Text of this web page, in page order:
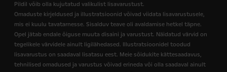
Pildil võib olla kujutatud valikulist lisavarustust.
Omaduste kirjeldused ja illustratsioonid võivad viidata lisavarustusele,
mis ei kuulu tavatarnesse. Sisalduv teave oli avaldamise hetkel täpne.
Opel jätab endale õiguse muuta disaini ja varustust. Näidatud värvid on
tegelikele värvidele ainult ligilähedased. Illustratsioonidel toodud
lisavarustus on saadaval lisatasu eest. Meie sõidukite kättesaadavus,
tehnilised omadused ja varustus võivad erineda või olla saadaval ainult